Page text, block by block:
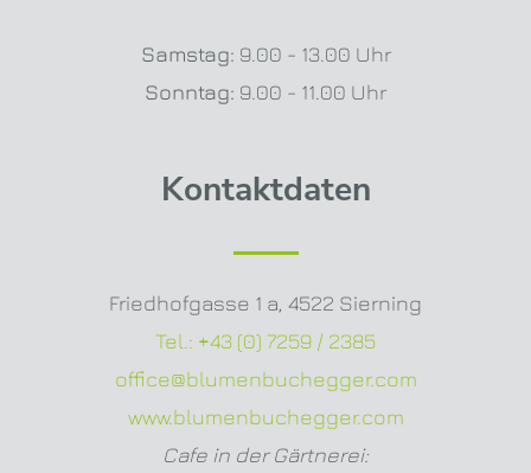
Samstag: 9.00 - 13.00 Uhr
Sonntag: 9.00 - 11.00 Uhr
Kontaktdaten
Friedhofgasse 1 a, 4522 Sierning
Tel.: +43 (0) 7259 / 2385
office@blumenbuchegger.com
www.blumenbuchegger.com
Cafe in der Gärtnerei: